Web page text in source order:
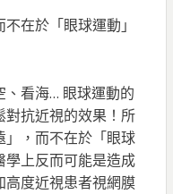
在於「眼球運動」
、看海… 眼球運動的
對抗近視的效果！所
，而不在於「眼球
上反而可能是造成
度近視患者視網膜